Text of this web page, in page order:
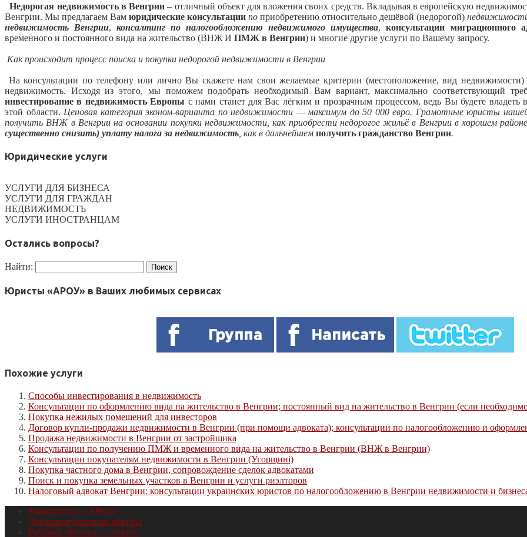
Недорогая недвижимость в Венгрии – отличный объект для вложения своих средств. Вкладывая в европейскую
Венгрии. Мы предлагаем Вам юридические консультации по приобретению относительно дешёвой (недорогой)
недвижимость Венгрии,консалтинг по налогообложению недвижимого имущества,консультации миграционного
временного и постоянного вида на жительство (ВНЖ И ПМЖ в Венгрии) и многие другие услуги по Вашему запросу.
Как происходит процесс поиска и покупки недорогой недвижимости в Венгрии
На консультации по телефону или лично Вы скажете нам свои желаемые критерии (местоположение, вид
недвижимость. Исходя из этого, мы поможем подобрать необходимый Вам вариант, максимально соответствующий
инвестирование в недвижимость Европы с нами станет для Вас лёгким и прозрачным процессом, ведь Вы будете
этой области. Ценовая категория эконом-варианта по недвижимости — максимум до 50 000 евро. Грамотные юристы
получить ВНЖ в Венгрии на основании покупки недвижимости, как приобрести недорогое жильё в Венгрии в хорошем
существенно снизить) уплату налога за недвижимость , как в дальнейшем получить гражданство Венгрии.
Юридические услуги
УСЛУГИ ДЛЯ БИЗНЕСА
УСЛУГИ ДЛЯ ГРАЖДАН
НЕДВИЖИМОСТЬ
УСЛУГИ ИНОСТРАНЦАМ
Остались вопросы?
Найти:
Юристы «АРОУ» в Ваших любимых сервисах
Похожие услуги
Способы инвестирования в недвижимость
Консультации по оформлению вида на жительство в Венгрии; постоянный вид на жительство в Венгрии (если
Покупка нежилых помещений для инвесторов
Договор купли-продажи недвижимости в Венгрии (при помощи адвоката); консультации по налогообложению и
Продажа недвижимости в Венгрии от застройщика
Консультации по получению ПМЖ и временного вида на жительство в Венгрии (ВНЖ в Венгрии)
Консультации покупателям недвижимости в Венгрии (Угорщині)
Покупка частного дома в Венгрии, сопровождение сделок адвокатами
Поиск и покупка земельных участков в Венгрии и услуги риэлторов
Налоговый адвокат Венгрии: консультации украинских юристов по налогообложению в Венгрии недвижимости и
Знакомство с «АРОУ»
Договор публичной оферты
Рубрика «Вопрос — ответ»